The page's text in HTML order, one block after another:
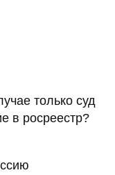
только суд
в росреестр?